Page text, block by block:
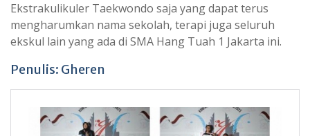
Ekstrakulikuler Taekwondo saja yang dapat terus
mengharumkan nama sekolah, terapi juga seluruh
ekskul lain yang ada di SMA Hang Tuah 1 Jakarta ini.
Penulis: Gheren